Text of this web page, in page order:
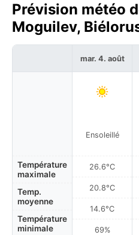
Prévision météo
Moguilev,
Température
maximale
Temp.
moyenne
Température
minimale
mar. 4. août
Ensoleillé
26.6°C
20.8°C
14.6°C
69%